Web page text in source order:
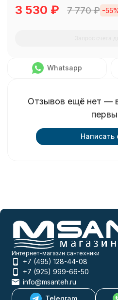
3 530 ₽ 7 770₽ -
Whatsapp
Отзывов ещё нет —
Написать
Интернет-магазин сантехники
+7 (495) 128-44-08
+7 (925) 999-66-50
info@msanteh.ru
Telegram